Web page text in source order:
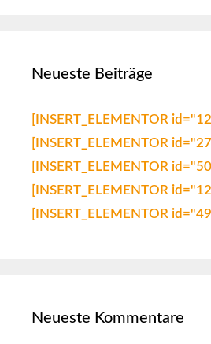
Neueste Beiträge
[INSERT_ELEMENTOR
[INSERT_ELEMENTOR
[INSERT_ELEMENTOR
[INSERT_ELEMENTOR
[INSERT_ELEMENTOR
Neueste Kommentare